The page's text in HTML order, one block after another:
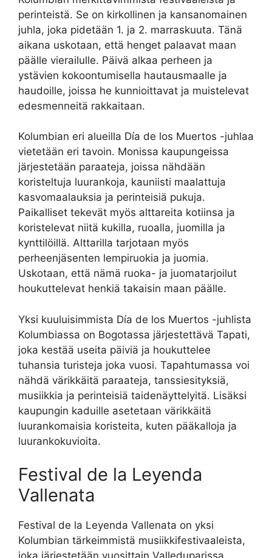
perinteistä. Se on kirkollinen ja kansanomainen
juhla, joka pidetään 1. ja 2. marraskuuta. Tänä
aikana uskotaan, että henget palaavat maan
päälle vierailulle. Päivä alkaa perheen ja
ystävien kokoontumisella hautausmaalle ja
haudoille, joissa he kunnioittavat ja muistelevat
edesmenneitä rakkaitaan.
Kolumbian eri alueilla Día de los Muertos -juhlaa
vietetään eri tavoin. Monissa kaupungeissa
järjestetään paraateja, joissa nähdään
koristeltuja luurankoja, kauniisti maalattuja
kasvomaalauksia ja perinteisiä pukuja.
Paikalliset tekevät myös alttareita kotiinsa ja
koristelevat niitä kukilla, ruoalla, juomilla ja
kynttilöillä. Alttarilla tarjotaan myös
perheenjäsenten lempiruokia ja juomia.
Uskotaan, että nämä ruoka- ja juomatarjoilut
houkuttelevat henkiä takaisin maan päälle.
Yksi kuuluisimmista Día de los Muertos -juhlista
Kolumbiassa on Bogotassa järjestettävä Tapati,
joka kestää useita päiviä ja houkuttelee
tuhansia turisteja joka vuosi. Tapahtumassa voi
nähdä värikkäitä paraateja, tanssiesityksiä,
musiikkia ja perinteisiä taidenäyttelyitä. Lisäksi
kaupungin kaduille asetetaan värikkäitä
luurankomaisia koristeita, kuten pääkalloja ja
luurankokuvioita.
Festival de la Leyenda
Vallenata
Festival de la Leyenda Vallenata on yksi
Kolumbian tärkeimmistä musiikkifestivaaleista,